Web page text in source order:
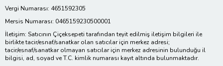
Vergi Numarası: 4651592305
Mersis Numarası: 0465159230500001
İletişim: Satıcının Çiçeksepeti tarafından teyit edilmiş iletişim bilgileri ile
birlikte tacir/esnaf/sanatkar olan satıcılar için merkez adresi;
tacir/esnaf/sanatkar olmayan satıcılar için merkez adresinin bulunduğu il
bilgisi, ad, soyad ve T.C. kimlik numarası kayıt altında bulunmaktadır.